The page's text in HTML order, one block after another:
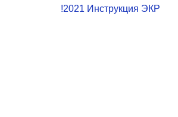
!2021 Инструкция ЭКР